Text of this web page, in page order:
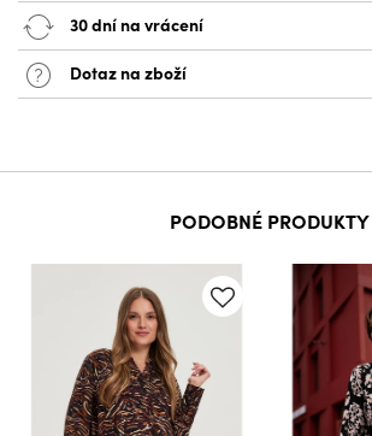
30 dní na vrácení
Dotaz na zboží
PODOBNÉ PRODUKTY